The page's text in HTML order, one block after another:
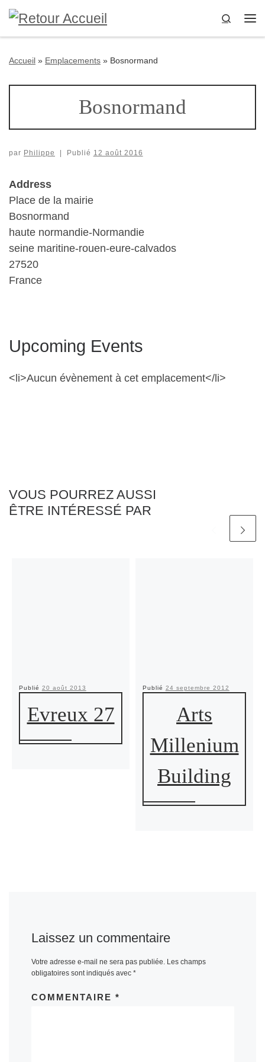
Passer au contenu
Search
Accueil » Emplacements » Bosnormand
Bosnormand
par Philippe Publié 12 août 2016
Address
Place de la mairie
Bosnormand
haute normandie-Normandie
seine maritine-rouen-eure-calvados
27520
France
Upcoming Events
<li>Aucun évènement à cet emplacement</li>
VOUS POURREZ AUSSI
ÊTRE INTÉRESSÉ PAR
Publié 20 août 2013
Evreux 27
Publié 24 septembre 2012
Arts
Millenium
Building
Laissez un commentaire
Votre adresse e-mail ne sera pas publiée. Les champs
obligatoires sont indiqués avec *
COMMENTAIRE *